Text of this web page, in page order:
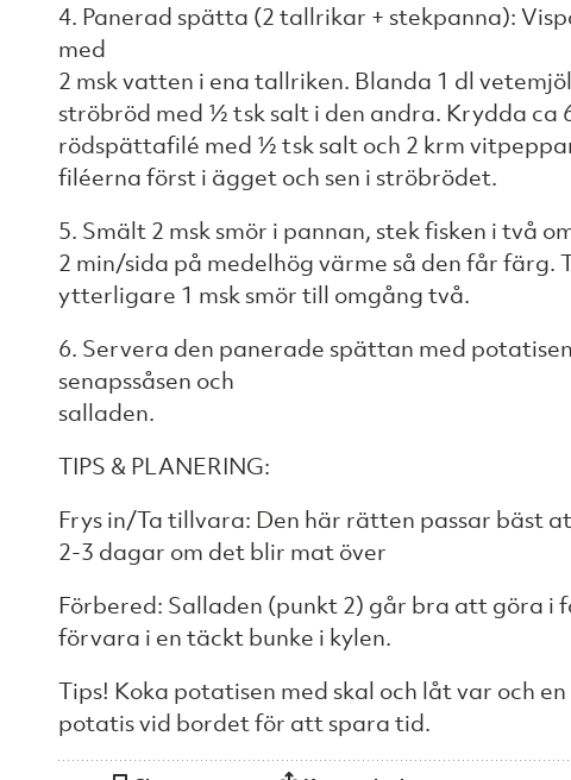
4. Panerad spätta (2 tallrikar + stekpanna):
med
2 msk vatten i ena tallriken. Blanda 1 dl
ströbröd med ½ tsk salt i den andra. Krydda ca
rödspättafilé med ½ tsk salt och 2 krm
filéerna först i ägget och sen i ströbrödet.
5. Smält 2 msk smör i pannan, stek fisken i två
2 min/sida på medelhög värme så den får färg.
ytterligare 1 msk smör till omgång två.
6. Servera den panerade spättan med
senapssåsen och
salladen.
TIPS & PLANERING:
Frys in/Ta tillvara: Den här rätten passar bäst
2-3 dagar om det blir mat över
Förbered: Salladen (punkt 2) går bra att göra i
förvara i en täckt bunke i kylen.
Tips! Koka potatisen med skal och låt var och en
potatis vid bordet för att spara tid.